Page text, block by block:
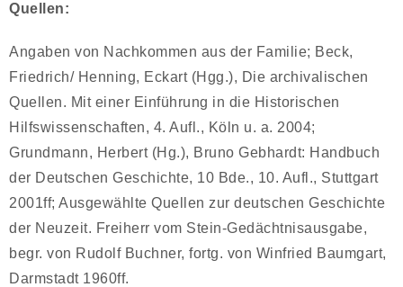
Quellen:
Angaben von Nachkommen aus der Familie; Beck,
Friedrich/ Henning, Eckart (Hgg.), Die archivalischen
Quellen. Mit einer Einführung in die Historischen
Hilfswissenschaften, 4. Aufl., Köln u. a. 2004;
Grundmann, Herbert (Hg.), Bruno Gebhardt: Handbuch
der Deutschen Geschichte, 10 Bde., 10. Aufl., Stuttgart
2001ff; Ausgewählte Quellen zur deutschen Geschichte
der Neuzeit. Freiherr vom Stein-Gedächtnisausgabe,
begr. von Rudolf Buchner, fortg. von Winfried Baumgart,
Darmstadt 1960ff.